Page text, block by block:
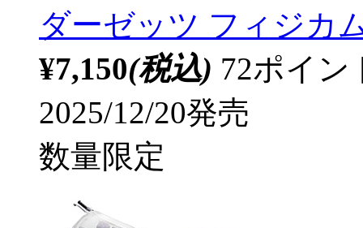
ダーゼッツ フィジカ
¥7,150(税込) 72ポイ
2025/12/20発売
数量限定